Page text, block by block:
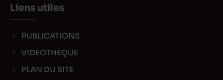
Liens utiles
PUBLICATIONS
VIDEOTHEQUE
PLAN DU SITE